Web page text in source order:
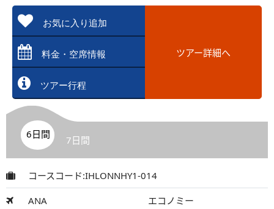
お気に入り追加
料金・空席情報
ツアー行程
ツアー詳細へ
6日間 7日間
コースコード:IHLONNHY1-014
ANA エコノミー